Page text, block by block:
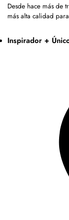
Desde hace más de
más alta calidad
Inspirador +